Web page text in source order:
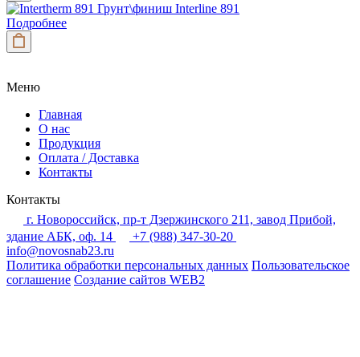
Грунт\финиш Interline 891
Подробнее
Меню
Главная
О нас
Продукция
Оплата / Доставка
Контакты
Контакты
г. Новороссийск, пр-т Дзержинского 211, завод Прибой,
здание АБК, оф. 14
+7 (988) 347-30-20
info@novosnab23.ru
Политика обработки персональных данных Пользовательское
соглашение Создание сайтов WEB2